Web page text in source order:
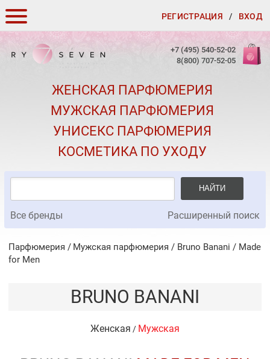
РЕГИСТРАЦИЯ / ВХОД
КАК ЗАКАЗАТЬ
СКИДКИ
КОНТАКТЫ
О КАЧЕСТВЕ
ПОДАРКИ К ЗАКАЗАМ
+7 (495) 540-52-02
8(800) 707-52-05
ЖЕНСКАЯ ПАРФЮМЕРИЯ
МУЖСКАЯ ПАРФЮМЕРИЯ
УНИСЕКС ПАРФЮМЕРИЯ
КОСМЕТИКА ПО УХОДУ
НАЙТИ
Все бренды Расширенный поиск
Парфюмерия Мужская парфюмерия / Bruno Banani / Made
for Men
BRUNO BANANI
Женская / Мужская